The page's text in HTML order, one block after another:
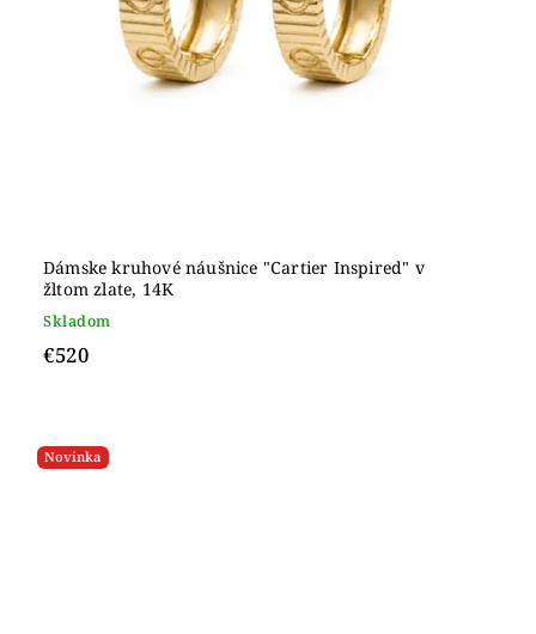
Dámske kruhové náušnice "Cartier Inspired" v
žltom zlate, 14K
Skladom
€520
Novinka